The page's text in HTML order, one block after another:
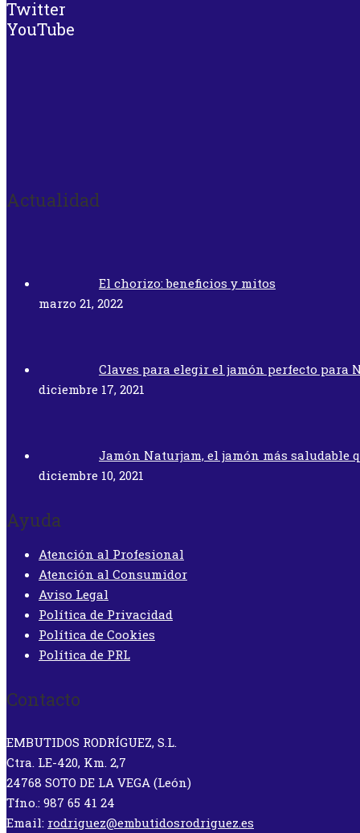
Twitter
YouTube
Actualidad
El chorizo: beneficios y mitos
marzo 21, 2022
Claves para elegir el jamón perfecto para
diciembre 17, 2021
Jamón Naturjam, el jamón más saludable
diciembre 10, 2021
Ayuda
Atención al Profesional
Atención al Consumidor
Aviso Legal
Política de Privacidad
Política de Cookies
Política de PRL
Contacto
EMBUTIDOS RODRÍGUEZ, S.L.
Ctra. LE-420, Km. 2,7
24768 SOTO DE LA VEGA (León)
Tfno.: 987 65 41 24
Email: rodriguez@embutidosrodriguez.es